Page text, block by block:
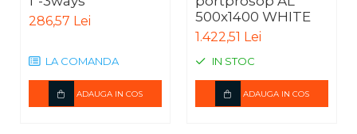
286,57 Lei
LA COMANDA
ADAUGA IN COS
500x1400 WHITE
1.422,51 Lei
IN STOC
ADAUGA IN COS